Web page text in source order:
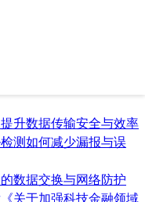
升数据传输安全与效率
测如何减少漏报与误
数据交换与网络防护
关于加强科技金融领域